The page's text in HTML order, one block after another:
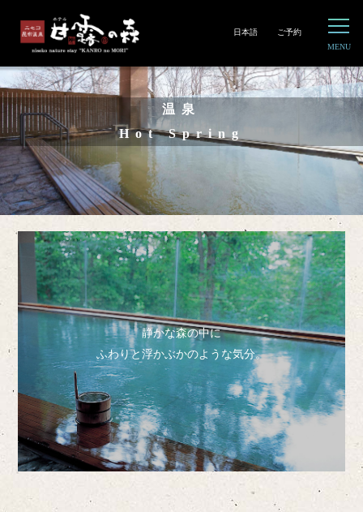
ご予約
日本語
温泉
Hot Spring
静かな森の中に
ふわりと浮かぶかのような気分。